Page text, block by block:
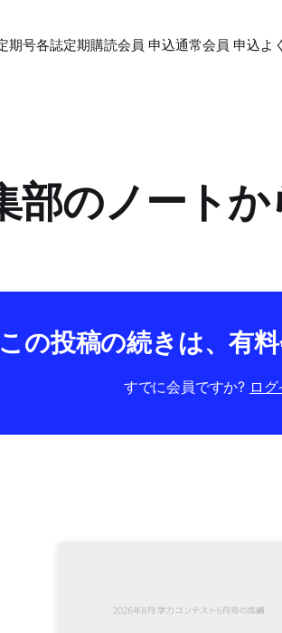
期号各誌定期購読会員 申込通常会員 申込よ
のノートか
この投稿の続きは、有
すでに会員ですか? ロ